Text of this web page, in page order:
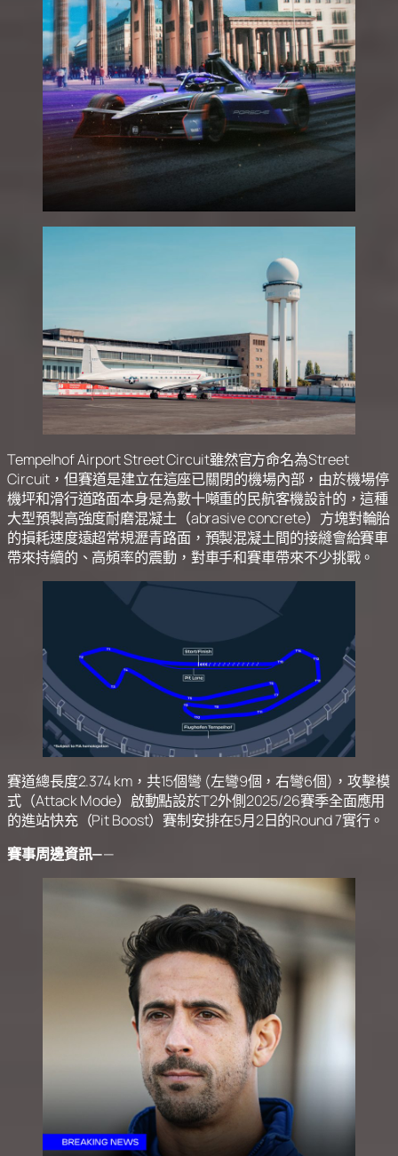
Tempelhof Airport Street Circuit雖然官方命名為Street
Circuit，但賽道是建立在這座已關閉的機場內部，由於機場停
機坪和滑行道路面本身是為數十噸重的民航客機設計的，這種
大型預製高強度耐磨混凝土（abrasive concrete）方塊對輪胎
的損耗速度遠超常規瀝青路面，預製混凝土間的接縫會給賽車
帶來持續的、高頻率的震動，對車手和賽車帶來不少挑戰。
賽道總長度2.374 km，共15個彎 (左彎9個，右彎6個)，攻擊模
式（Attack Mode）啟動點設於T2外側2025/26賽季全面應用
的進站快充（Pit Boost）賽制安排在5月2日的Round 7實行。
賽事周邊資訊——